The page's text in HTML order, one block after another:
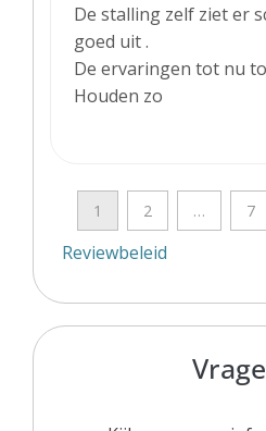
De stalling zelf ziet er
goed uit .
De ervaringen tot nu
Houden zo
1 2 … 7
Reviewbeleid